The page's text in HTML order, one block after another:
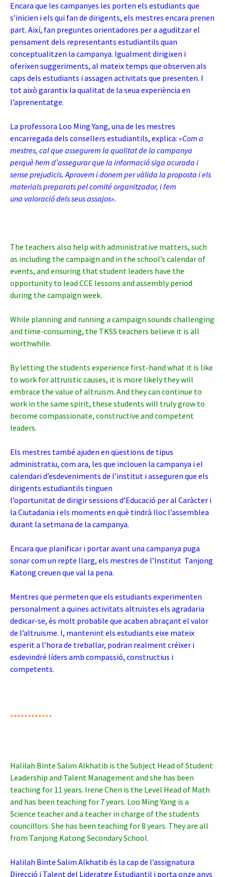
Encara que les campanyes les porten els estudiants que
s’inicien i els qui fan de dirigents, els mestres encara prenen
part. Així, fan preguntes orientadores per a aguditzar el
pensament dels representants estudiantils quan
conceptualitzen la campanya. Igualment dirigixen i
oferixen suggeriments, al mateix temps que observen als
caps dels estudiants i assagen activitats que presenten. I
tot això garantix la qualitat de la seua experiència en
l’aprenentatge.
La professora Loo Ming Yang, una de les mestres
encarregada dels consellers estudiantils, explica: «Com a
mestres, cal que assegurem la qualitat de la campanya
perquè hem d’assegurar que la informació siga acurada i
sense prejudicis. Aprovem i donem per vàlida la proposta i els
materials preparats pel comité organitzador, i fem
una valoració dels seus assajos».
The teachers also help with administrative matters, such
as including the campaign and in the school’s calendar of
events, and ensuring that student leaders have the
opportunity to lead CCE lessons and assembly period
during the campaign week.
While planning and running a campaign sounds challenging
and time-consuming, the TKSS teachers believe it is all
worthwhile.
By letting the students experience first-hand what it is like
to work for altruistic causes, it is more likely they will
embrace the value of altruism. And they can continue to
work in the same spirit, these students will truly grow to
become compassionate, constructive and competent
leaders.
Els mestres també ajuden en qüestions de tipus
administratiu, com ara, les que inclouen la campanya i el
calendari d’esdeveniments de l’institut i asseguren que els
dirigents estudiantils tinguen
l’oportunitat de dirigir sessions d’Educació per al Caràcter i
la Ciutadania i els moments en què tindrà lloc l’assemblea
durant la setmana de la campanya.
Encara que planificar i portar avant una campanya puga
sonar com un repte llarg, els mestres de l’Institut Tanjong
Katong creuen que val la pena.
Mentres que permeten que els estudiants experimenten
personalment a quines activitats altruistes els agradaria
dedicar-se, és molt probable que acaben abraçant el valor
de l’altruisme. I, mantenint els estudiants eixe mateix
esperit a l’hora de treballar, podran realment créixer i
esdevindré líders amb compassió, constructius i
competents.
************
Halilah Binte Salim Alkhatib is the Subject Head of Student
Leadership and Talent Management and she has been
teaching for 11 years. Irene Chen is the Level Head of Math
and has been teaching for 7 years. Loo Ming Yang is a
Science teacher and a teacher in charge of the students
councillors. She has been teaching for 8 years. They are all
from Tanjong Katong Secondary School.
Halilah Binte Salim Alkhatib és la cap de l’assignatura
Direcció i Talent del Lideratge Estudiantil i porta onze anys